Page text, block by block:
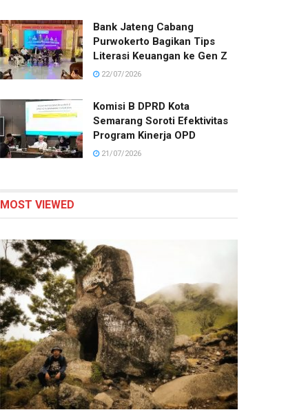
Bank Jateng Cabang
Purwokerto Bagikan Tips
Literasi Keuangan ke Gen Z
22/07/2026
Komisi B DPRD Kota
Semarang Soroti Efektivitas
Program Kinerja OPD
21/07/2026
MOST VIEWED